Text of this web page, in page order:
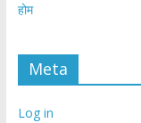
होम
Meta
Log in